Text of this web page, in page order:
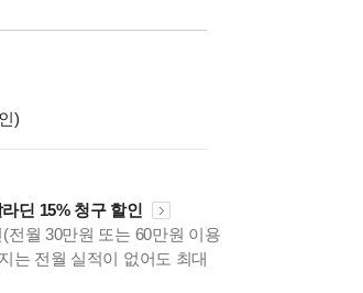
)
딘 15% 청구 할인
전월 30만원 또는 60만원 이용
는 전월 실적이 없어도 최대